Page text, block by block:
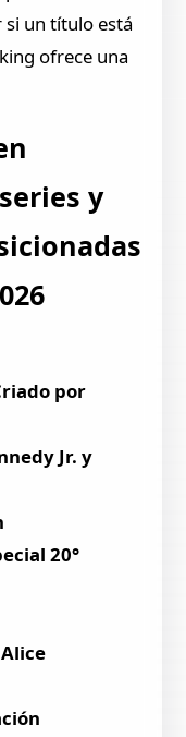
un título está
ofrece una
y
por
Jr. y
20°